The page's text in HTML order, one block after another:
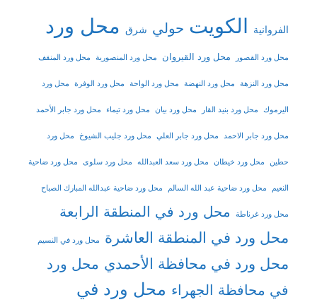
الفروانية الكويت حولي شرق محل ورد
محل ورد القصور محل ورد القيروان محل ورد المنصورية محل ورد المنقف
محل ورد النزهة محل ورد النهضة محل ورد الواحة محل ورد الوفرة محل ورد
اليرموك محل ورد بنيد القار محل ورد بيان محل ورد تيماء محل ورد جابر الأحمد
محل ورد جابر الاحمد محل ورد جابر العلي محل ورد جليب الشيوخ محل ورد
حطين محل ورد خيطان محل ورد سعد العبدالله محل ورد سلوى محل ورد ضاحية
النعيم محل ورد ضاحية عبد الله السالم محل ورد ضاحية عبدالله المبارك الصباح
محل ورد غرناطة
محل ورد في المنطقة الرابعة
محل ورد في المنطقة العاشرة
محل ورد في النسيم
محل ورد في محافظة الأحمدي محل ورد
في محافظة الجهراء محل ورد في